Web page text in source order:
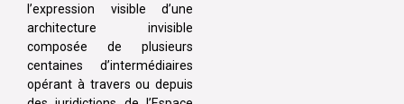
l’expression visible d’une
architecture invisible
composée de plusieurs
centaines d’intermédiaires
opérant à travers ou depuis